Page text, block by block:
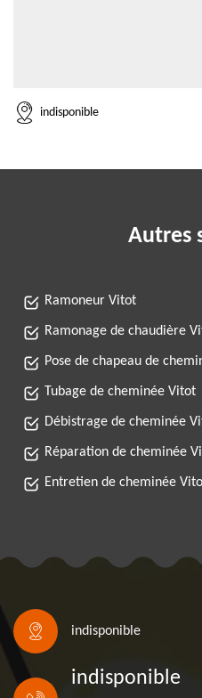
indisponible
Autres
Ramoneur Vitot
Ramonage de chaudière
Pose de chapeau de
Tubage de cheminée Vitot
Débistrage de cheminée
Réparation de cheminée
Entretien de cheminée
indisponible
indisponible